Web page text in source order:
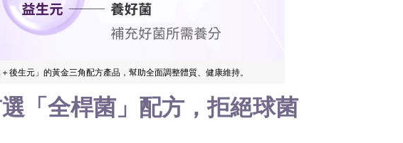
後生元」的黃金三角配方產品，幫助全面調整體質、健康維持。
「全桿菌」配方，拒絕球菌